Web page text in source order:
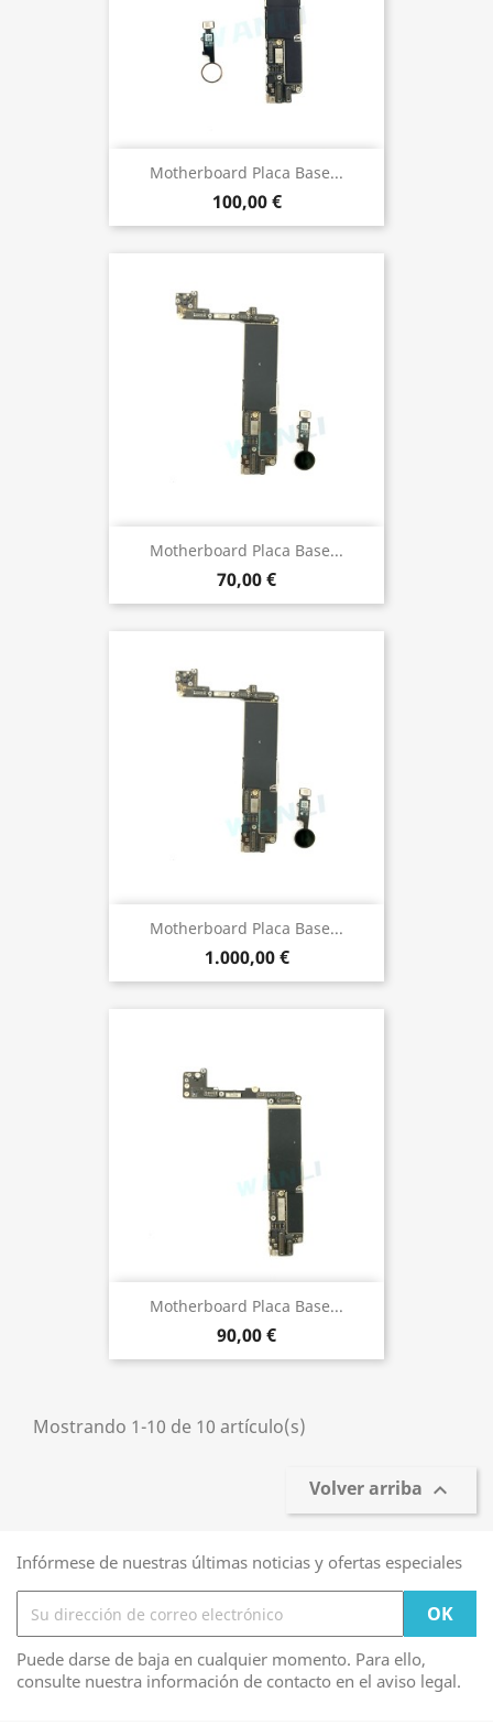
Motherboard Placa Base...
100,00 €
Motherboard Placa Base...
70,00 €
Motherboard Placa Base...
1.000,00 €
Motherboard Placa Base...
90,00 €
Mostrando 1-10 de 10 artículo(s)
Volver arriba 
Infórmese de nuestras últimas noticias y ofertas especiales
Puede darse de baja en cualquier momento. Para ello,
consulte nuestra información de contacto en el aviso legal.